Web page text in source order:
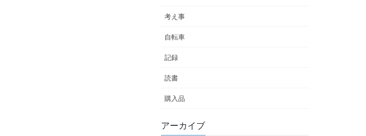
考え事
自転車
記録
読書
購入品
アーカイブ